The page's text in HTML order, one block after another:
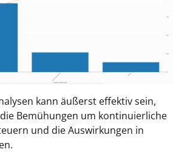
kann äußerst effektiv sein,
Bemühungen um kontinuierliche
und die Auswirkungen in